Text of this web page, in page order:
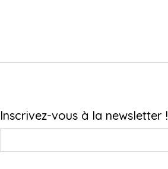
Inscrivez-vous à la newsletter !